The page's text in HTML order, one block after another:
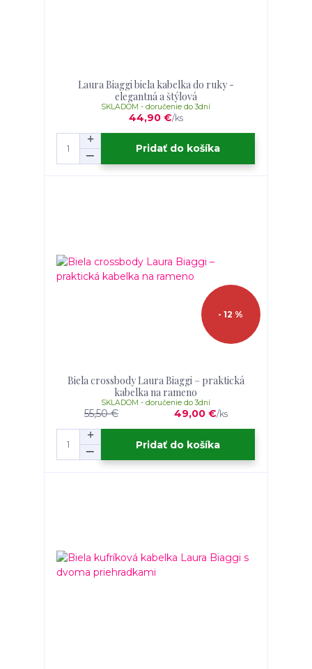
Laura Biaggi biela kabelka do ruky -
elegantná a štýlová
44,90 €/ks
SKLADOM - doručenie do 3dní
Pridať do košíka
- 12 %
Biela crossbody Laura Biaggi – praktická
kabelka na rameno
55,50 € 49,00 €/ks
SKLADOM - doručenie do 3dní
Pridať do košíka